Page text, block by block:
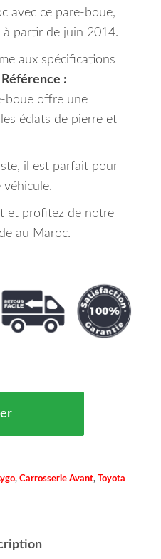
avec ce pare-boue,
à partir de juin 2014.
aux spécifications
Référence :
boue offre une
éclats de pierre et
il est parfait pour
véhicule.
et profitez de notre
au Maroc.
, Carrosserie Avant, Toyota